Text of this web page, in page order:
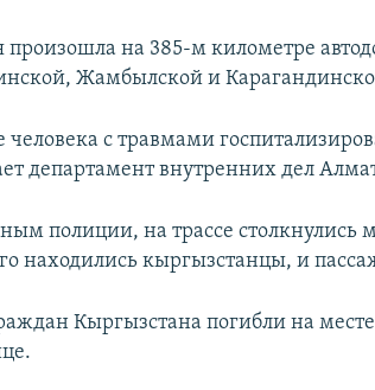
произошла на 385-м километре
Жамбылской и
человека с травмами
департамент внутренних дел
полиции, на трассе столкнулись
находились кыргызстанцы, и
Кыргызстана погибли на